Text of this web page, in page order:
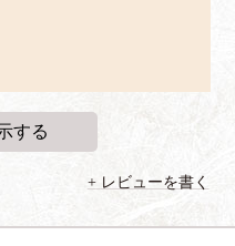
レビューを書く